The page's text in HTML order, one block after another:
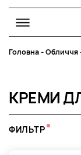
Головна-Обличчя
КРЕМИ
ФИЛЬТР